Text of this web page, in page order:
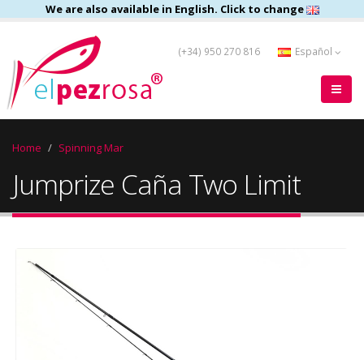
We are also available in English. Click to change
(+34) 950 270 816 Español
Home Spinning Mar
Jumprize Caña Two Limit